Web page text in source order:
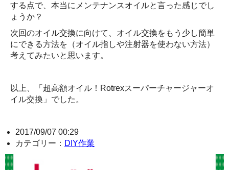
する点で、本当にメンテナンスオイルと言った感じでし
ょうか？
次回のオイル交換に向けて、オイル交換をもう少し簡単
にできる方法を（オイル指しや注射器を使わない方法）
考えてみたいと思います。
以上、「超高額オイル！Rotrexスーパーチャージャーオ
イル交換」でした。
2017/09/07 00:29
カテゴリー： DIY作業